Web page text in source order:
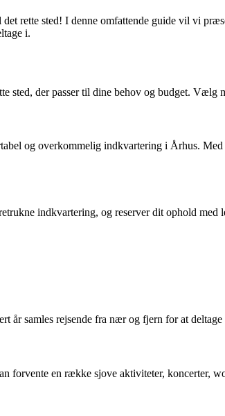
rette sted! I denne omfattende guide vil vi
i.
sted, der passer til dine behov og budget.
og overkommelig indkvartering i Århus.
indkvartering, og reserver dit ophold
samles rejsende fra nær og fjern for at
forvente en række sjove aktiviteter, koncerter,